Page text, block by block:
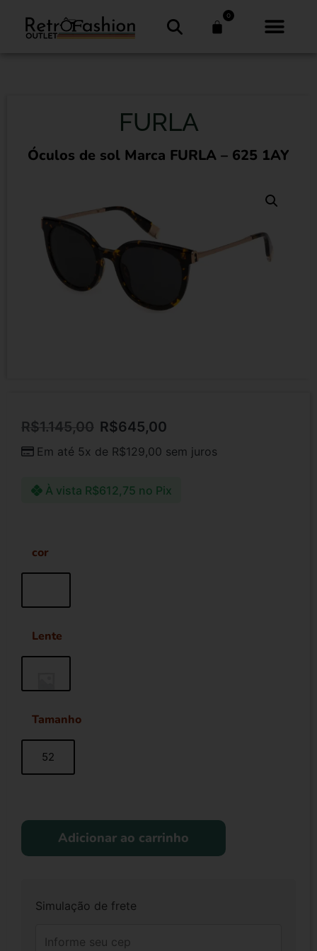
0
FURLA
Óculos de sol Marca FURLA – 625 1AY
R$1.145,00 R$645,00
Em até 5x de R$129,00 sem juros
À vista R$612,75 no Pix
cor
Lente
Tamanho
52
Adicionar ao carrinho
Simulação de frete